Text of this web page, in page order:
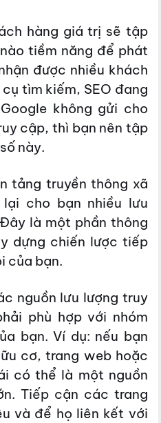
hàng giá trị sẽ tập
tiềm năng để phát
được nhiều khách
tìm kiếm, SEO đang
không gửi cho
cập, thì bạn nên tập
này.
tảng truyền thông xã
cho bạn nhiều lưu
là một phần thông
dựng chiến lược tiếp
của bạn.
nguồn lưu lượng truy
phù hợp với nhóm
bạn. Ví dụ: nếu bạn
cơ, trang web hoặc
có thể là một nguồn
Tiếp cận các trang
và để họ liên kết với